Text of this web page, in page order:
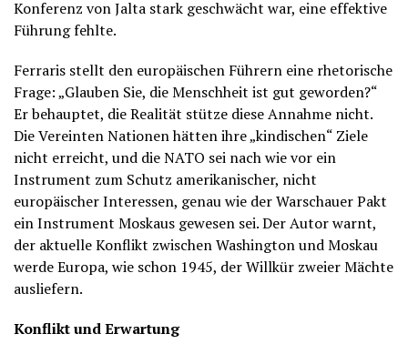
Konferenz von Jalta stark geschwächt war, eine effektive
Führung fehlte.
Ferraris stellt den europäischen Führern eine rhetorische
Frage: „Glauben Sie, die Menschheit ist gut geworden?“
Er behauptet, die Realität stütze diese Annahme nicht.
Die Vereinten Nationen hätten ihre „kindischen“ Ziele
nicht erreicht, und die NATO sei nach wie vor ein
Instrument zum Schutz amerikanischer, nicht
europäischer Interessen, genau wie der Warschauer Pakt
ein Instrument Moskaus gewesen sei. Der Autor warnt,
der aktuelle Konflikt zwischen Washington und Moskau
werde Europa, wie schon 1945, der Willkür zweier Mächte
ausliefern.
Konflikt und Erwartung